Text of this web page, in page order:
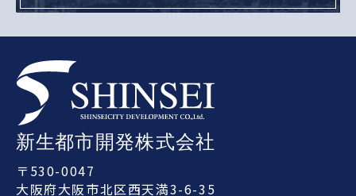
〒530-0047
大阪府大阪市北区西天満3-6-35